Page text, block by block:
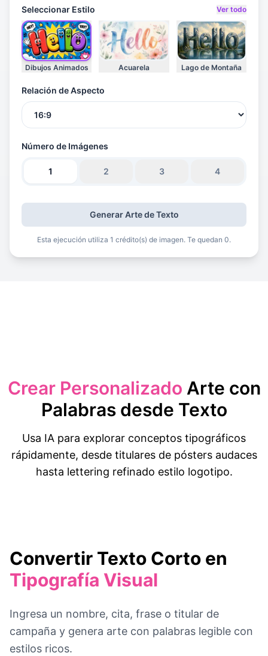
Seleccionar Estilo Ver todo
Dibujos Animados Acuarela Lago de Montaña
Relación de Aspecto
Número de Imágenes
1 2 3 4
Generar Arte de Texto
Esta ejecución utiliza 1 crédito(s) de imagen. Te quedan 0.
Crear Personalizado Arte con
Palabras desde Texto
Usa IA para explorar conceptos tipográficos
rápidamente, desde titulares de pósters audaces
hasta lettering refinado estilo logotipo.
Convertir Texto Corto en
Tipografía Visual
Ingresa un nombre, cita, frase o titular de
campaña y genera arte con palabras legible con
estilos ricos.